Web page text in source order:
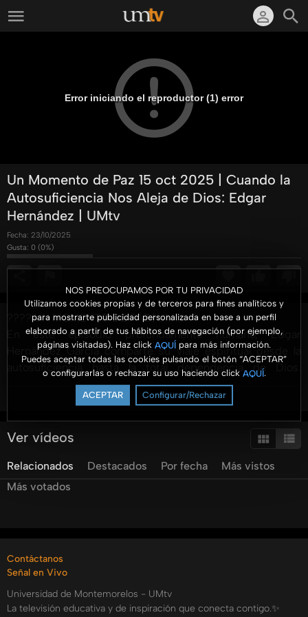
NOS PREOCUPAMOS POR TU PRIVACIDAD
Utilizamos cookies propias y de terceros para fines analíticos y
para mostrarte publicidad personalizada en base a un perfil
elaborado a partir de tus hábitos de navegación (por ejemplo,
páginas visitadas). Haz click AQUÍ para más información.
Puedes aceptar todas las cookies pulsando el botón “ACEPTAR”
o configurarlas o rechazar su uso haciendo click AQUÍ.
ACEPTAR Configurar/Rechazar
Error iniciando el reproductor (1) error
Un Momento de Paz 15 oct 2025 | Cuando la
Autosuficiencia Nos Aleja de Dios: Edgar
Hernández | UMtv
Fecha: 23/10/2025
Gusta: 0 (0%)
????️ UN MOMENTO DE PAZ | UMtv
En este episodio profundamente humano, Edgar
Hernández García comparte su viaje espiritual desde la
autosuficiencia hasta la total dependencia de Dios.
Originario de Chiapas, México, Edgar relata cómo, a pesar
de crecer en un hogar cristiano, llegó un momento en que
cómo esa actitud lo llevó al vacío.
¿Te has sentido alguna vez autosuficiente? ¿Has pensado
que puedes con todo sin necesidad de Dios? Este
de tu vida.
???? En este episodio descubrirás:
Ver más
Ver vídeos
Relacionados Destacados Por fecha
Más vistos
Más votados
Contáctanos
Señal en Vivo
Universidad de Montemorelos - UMtv
La televisión educativa y de inspiración que conecta contigo.✨